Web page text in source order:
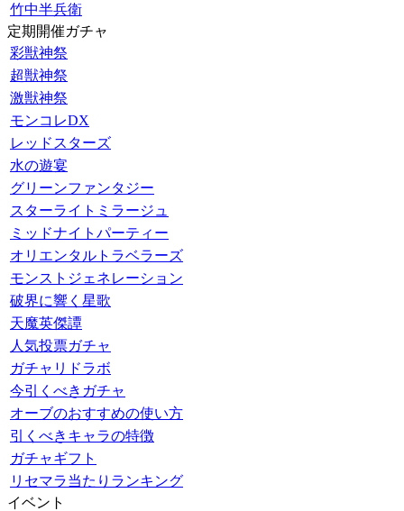
竹中半兵衛
定期開催ガチャ
彩獣神祭
超獣神祭
激獣神祭
モンコレDX
レッドスターズ
水の遊宴
グリーンファンタジー
スターライトミラージュ
ミッドナイトパーティー
オリエンタルトラベラーズ
モンストジェネレーション
破界に響く星歌
天魔英傑譚
人気投票ガチャ
ガチャリドラボ
今引くべきガチャ
オーブのおすすめの使い方
引くべきキャラの特徴
ガチャギフト
リセマラ当たりランキング
イベント